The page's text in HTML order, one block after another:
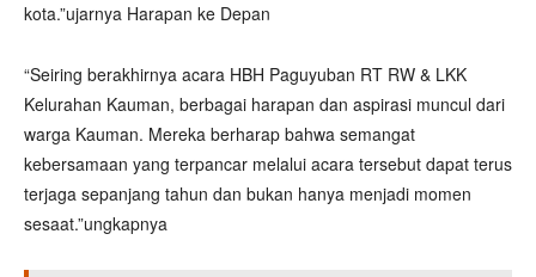
kota.”ujarnya Harapan ke Depan
“Seiring berakhirnya acara HBH Paguyuban RT RW & LKK
Kelurahan Kauman, berbagai harapan dan aspirasi muncul dari
warga Kauman. Mereka berharap bahwa semangat
kebersamaan yang terpancar melalui acara tersebut dapat terus
terjaga sepanjang tahun dan bukan hanya menjadi momen
sesaat.”ungkapnya